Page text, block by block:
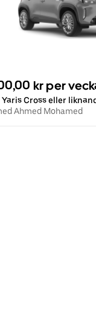
kr per
Yaris Cross eller
Ahmed Mohamed